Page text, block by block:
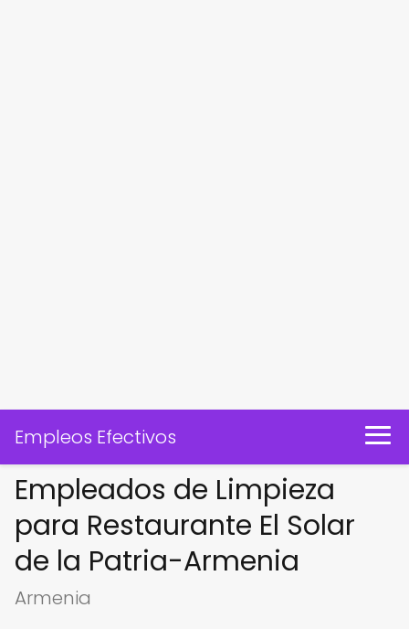
Empleos Efectivos
Empleados de Limpieza
para Restaurante El Solar
de la Patria-Armenia
Armenia